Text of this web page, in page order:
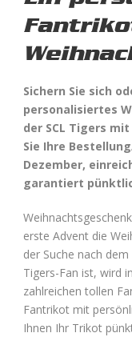
Sichern Sie sich
personalisiertes
der SCL Tigers
Sie Ihre
Dezember,
garantiert
erste Advent die
der Suche nach
Tigers-Fan ist, wird
zahlreichen tollen
Fantrikot mit
Ihnen Ihr Trikot